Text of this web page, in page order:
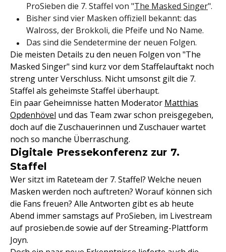
ProSieben die 7. Staffel von "The Masked Singer".
Bisher sind vier Masken offiziell bekannt: das
Walross, der Brokkoli, die Pfeife und No Name.
Das sind die Sendetermine der neuen Folgen.
Die meisten Details zu den neuen Folgen von "The
Masked Singer" sind kurz vor dem Staffelauftakt noch
streng unter Verschluss. Nicht umsonst gilt die 7.
Staffel als geheimste Staffel überhaupt.
Ein paar Geheimnisse hatten Moderator Matthias
Opdenhövel und das Team zwar schon preisgegeben,
doch auf die Zuschauerinnen und Zuschauer wartet
noch so manche Überraschung.
Digitale Pressekonferenz zur 7.
Staffel
Wer sitzt im Rateteam der 7. Staffel? Welche neuen
Masken werden noch auftreten? Worauf können sich
die Fans freuen? Alle Antworten gibt es ab heute
Abend immer samstags auf ProSieben, im Livestream
auf prosieben.de sowie auf der Streaming-Plattform
Joyn.